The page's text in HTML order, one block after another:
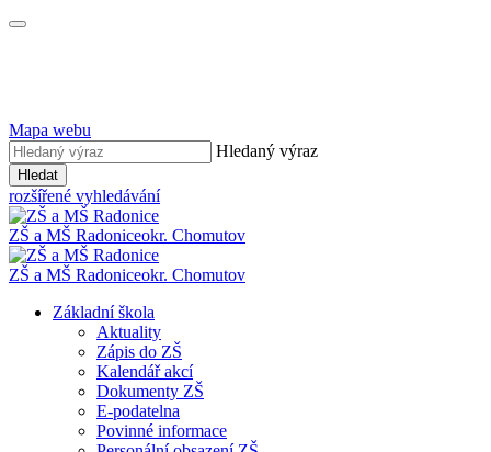
Mapa webu
Hledaný výraz
Hledat
rozšířené vyhledávání
ZŠ a MŠ Radoniceokr. Chomutov
ZŠ a MŠ Radoniceokr. Chomutov
Základní škola
Aktuality
Zápis do ZŠ
Kalendář akcí
Dokumenty ZŠ
E-podatelna
Povinné informace